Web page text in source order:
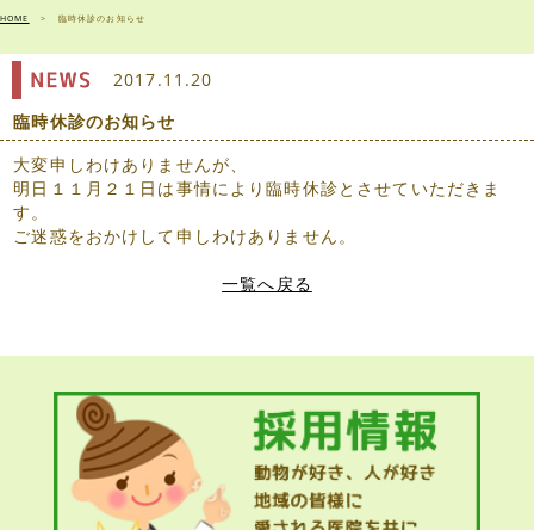
HOME > 臨時休診のお知らせ
2017.11.20
臨時休診のお知らせ
大変申しわけありませんが、
明日１１月２１日は事情により臨時休診とさせていただきま
す。
ご迷惑をおかけして申しわけありません。
一覧へ戻る